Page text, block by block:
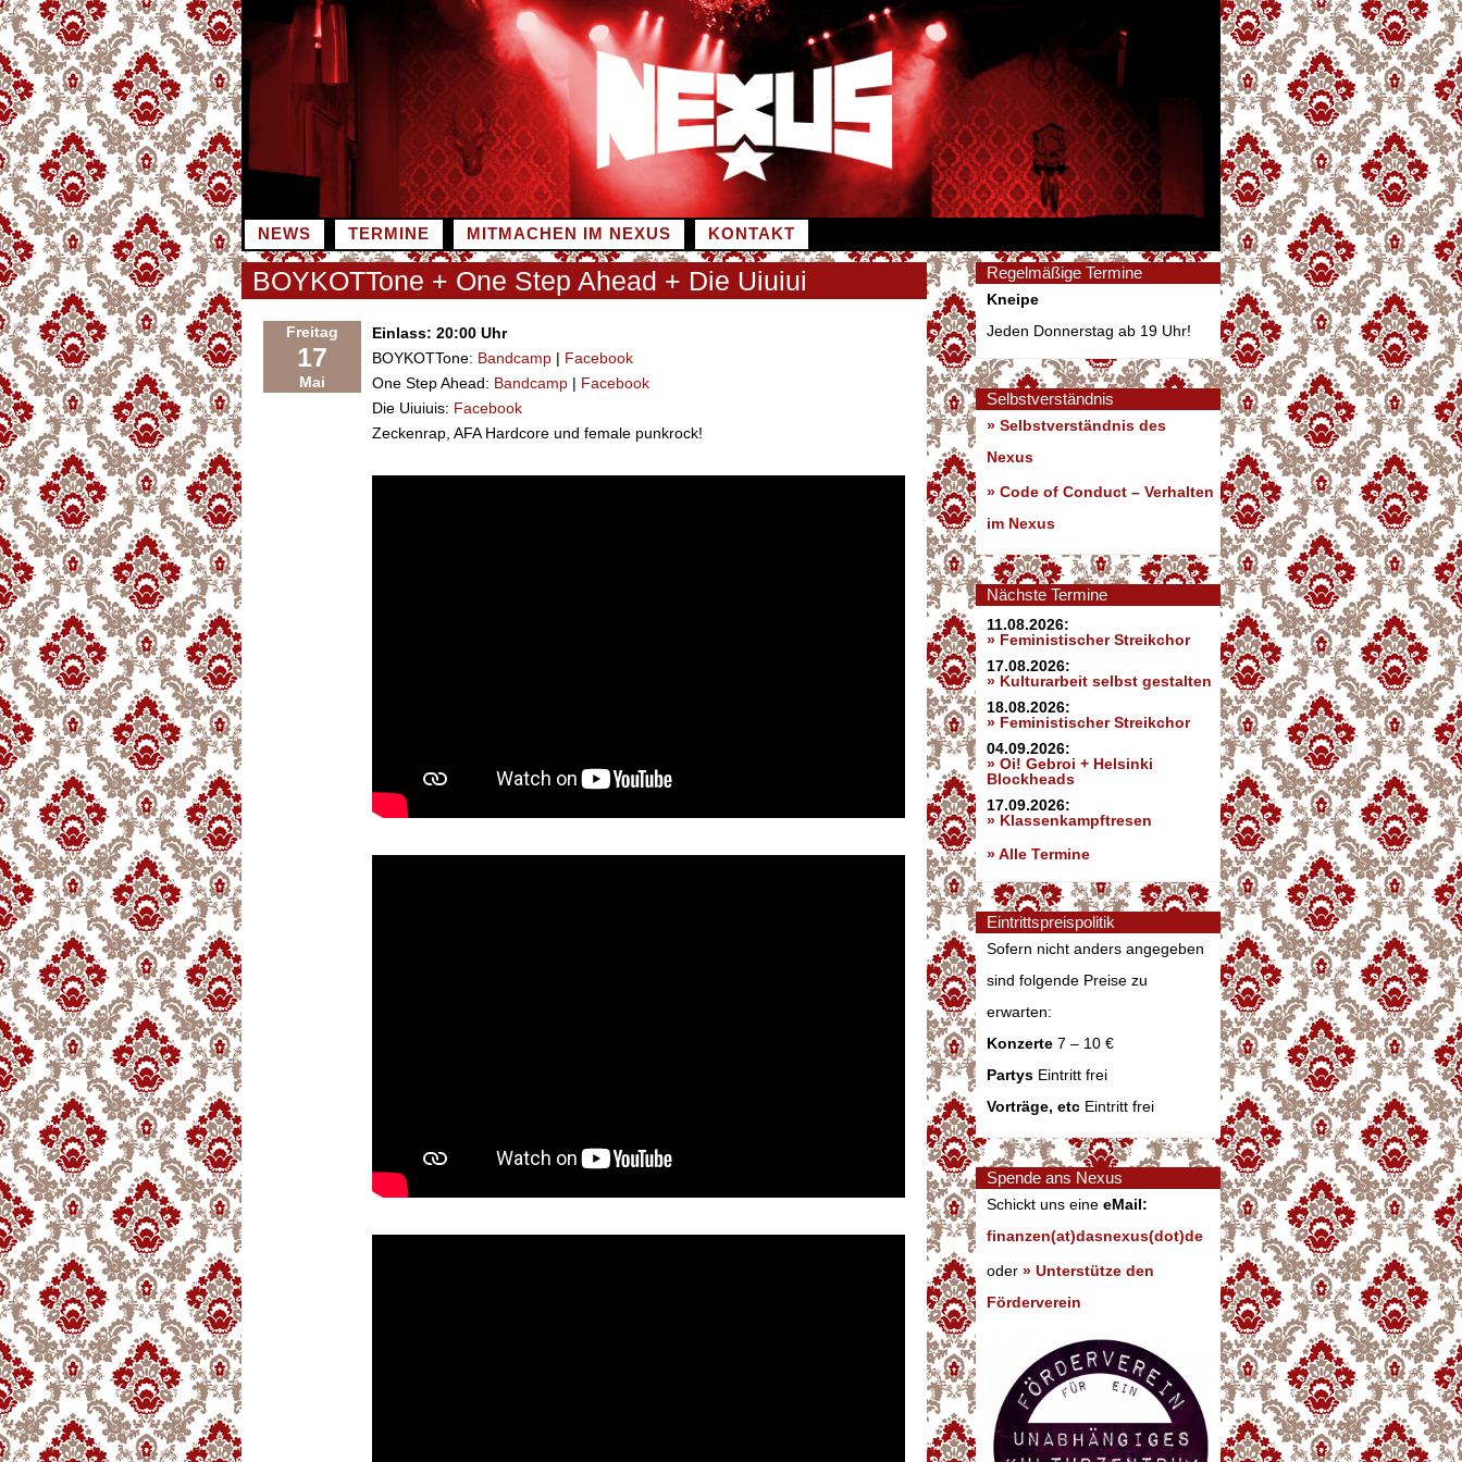
Zum
Inhalt
springen
NEWS TERMINE MITMACHEN IM NEXUS KONTAKT
BOYKOTTone + One Step Ahead + Die Uiuiui
Freitag
17
Mai
Einlass: 20:00 Uhr
BOYKOTTone: Bandcamp | Facebook
One Step Ahead: Bandcamp | Facebook
Die Uiuiuis: Facebook
Zeckenrap, AFA Hardcore und female punkrock!
Regelmäßige Termine
Kneipe
Jeden Donnerstag ab 19 Uhr!
Selbstverständnis
» Selbstverständnis des
Nexus
» Code of Conduct – Verhalten
im Nexus
Nächste Termine
11.08.2026:
» Feministischer Streikchor
17.08.2026:
» Kulturarbeit selbst gestalten
18.08.2026:
» Feministischer Streikchor
04.09.2026:
» Oi! Gebroi + Helsinki
Blockheads
17.09.2026:
» Klassenkampftresen
» Alle Termine
Eintrittspreispolitik
Sofern nicht anders angegeben
sind folgende Preise zu
erwarten:
Konzerte 7 – 10 €
Partys Eintritt frei
Vorträge, etc Eintritt frei
Spende ans Nexus
Schickt uns eine eMail:
finanzen(at)dasnexus(dot)de
oder » Unterstütze den
Förderverein